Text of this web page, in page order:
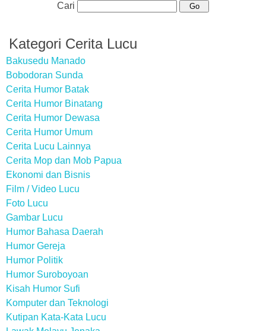
Cari
Kategori Cerita Lucu
Bakusedu Manado
Bobodoran Sunda
Cerita Humor Batak
Cerita Humor Binatang
Cerita Humor Dewasa
Cerita Humor Umum
Cerita Lucu Lainnya
Cerita Mop dan Mob Papua
Ekonomi dan Bisnis
Film / Video Lucu
Foto Lucu
Gambar Lucu
Humor Bahasa Daerah
Humor Gereja
Humor Politik
Humor Suroboyoan
Kisah Humor Sufi
Komputer dan Teknologi
Kutipan Kata-Kata Lucu